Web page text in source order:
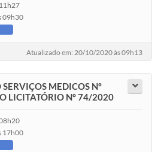
09h30
Atualizado em: 20/10/2020 às 09h13
MEDICOS Nº
LICITATÓRIO Nº 74/2020
17h00